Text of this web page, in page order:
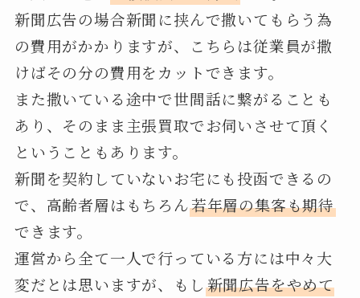
新聞広告の場合新聞に挟んで撒いてもらう為
の費用がかかりますが、こちらは従業員が撒
けばその分の費用をカットできます。
また撒いている途中で世間話に繋がることも
あり、そのまま主張買取でお伺いさせて頂く
ということもあります。
新聞を契約していないお宅にも投函できるの
で、高齢者層はもちろん若年層の集客も期待
できます。
運営から全て一人で行っている方には中々大
変だとは思いますが、もし 新聞広告をやめて